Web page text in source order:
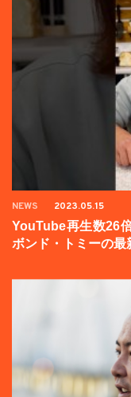
NEWS 2023.05.15
YouTube再生数26
ボンド・トミーの最